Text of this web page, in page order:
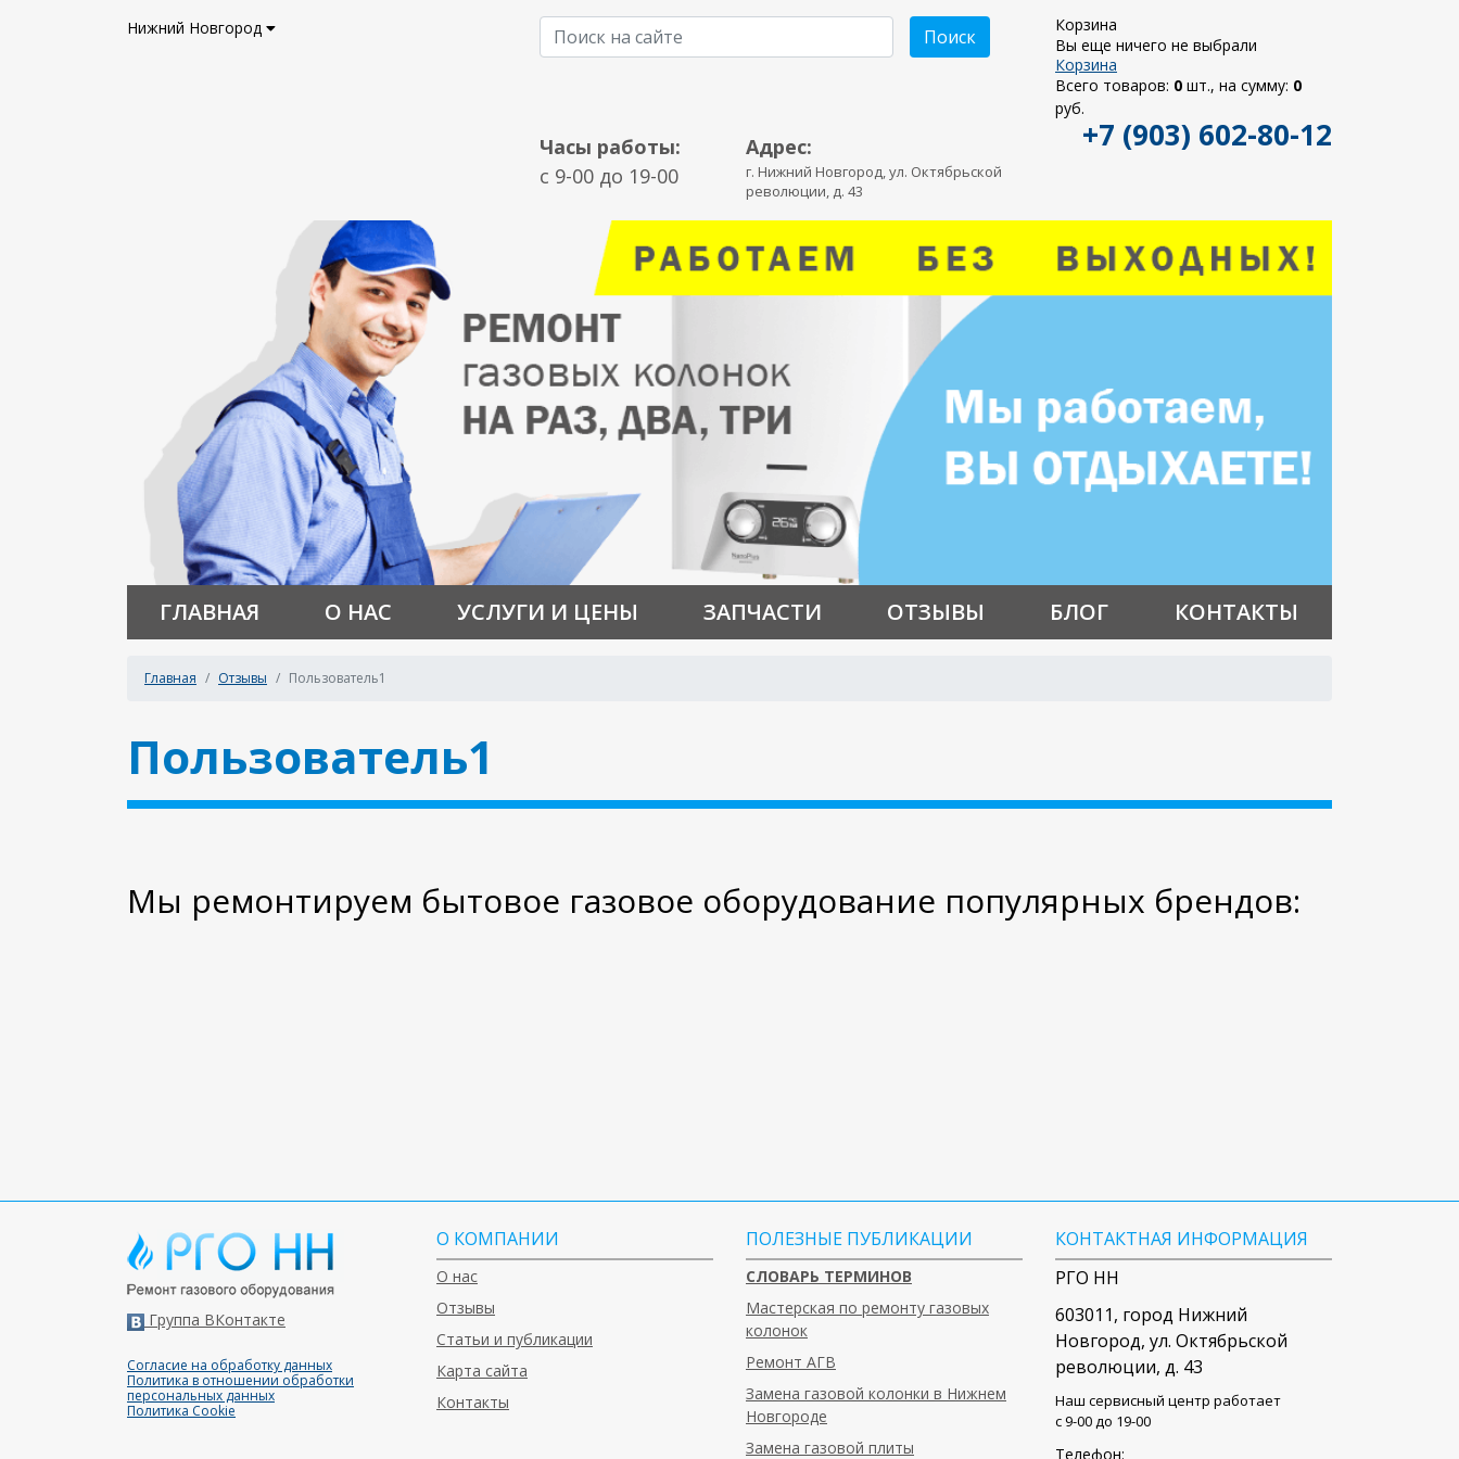
Нижний Новгород Поиск
Корзина
Вы еще ничего не выбрали
Корзина
Всего товаров: 0 шт., на сумму: 0
руб.
Часы работы:
c 9-00 до 19-00
Адрес:
г. Нижний Новгород, ул. Октябрьской
революции, д. 43
+7 (903) 602-80-12
ГЛАВНАЯ О НАС УСЛУГИ И ЦЕНЫ ЗАПЧАСТИ ОТЗЫВЫ БЛОГ КОНТАКТЫ
Главная Отзывы Пользователь1
Пользователь1
Мы ремонтируем бытовое газовое оборудование популярных брендов:
Группа ВКонтакте
Согласие на обработку данных
Политика в отношении обработки
персональных данных
Политика Cookie
О КОМПАНИИ
О нас
Отзывы
Статьи и публикации
Карта сайта
Контакты
ПОЛЕЗНЫЕ ПУБЛИКАЦИИ
СЛОВАРЬ ТЕРМИНОВ
Мастерская по ремонту газовых
колонок
Ремонт АГВ
Замена газовой колонки в Нижнем
Новгороде
Замена газовой плиты
КОНТАКТНАЯ ИНФОРМАЦИЯ
РГО НН
603011, город Нижний
Новгород, ул. Октябрьской
революции, д. 43
Наш сервисный центр работает
c 9-00 до 19-00
Телефон: